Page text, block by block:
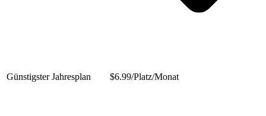
Günstigster Jahresplan $6.99/Platz/Monat